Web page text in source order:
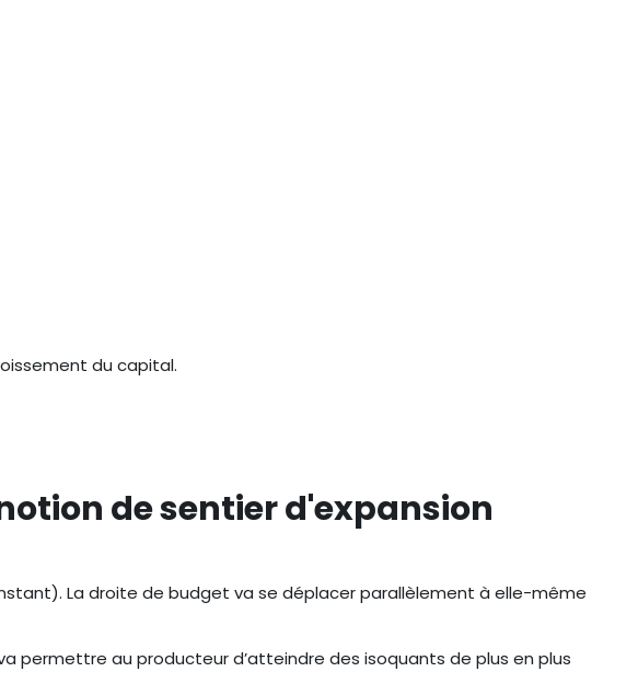
du capital.
de sentier d'expansion
La droite de budget va se déplacer parallèlement à elle-même
permettre au producteur d’atteindre des isoquants de plus en plus